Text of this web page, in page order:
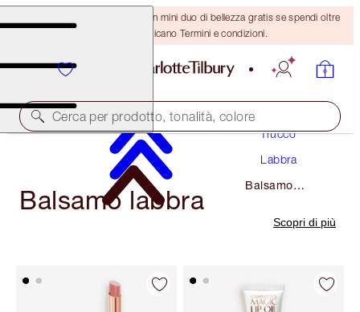
ULTIMA OCCASIONE! Ricevi un mini duo di bellezza gratis se spendi oltre
110 €! Si applicano Termini e condizioni.
Cerca per prodotto, tonalità, colore
Trucco
Labbra
Balsamo
Balsamo labbra
Scopri di più